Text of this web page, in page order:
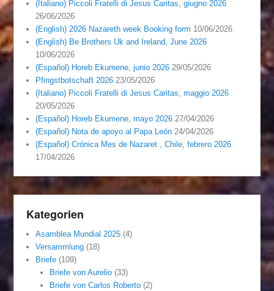
(Italiano) Piccoli Fratelli di Jesus Caritas, giugno 2026
26/06/2026
(English) 2026 Nazareth week Booking form 10/06/2026
(English) Be Brothers Uk and Ireland, June 2026
10/06/2026
(Español) Horeb Ekumene, junio 2026 29/05/2026
Pfingstbotschaft 2026 23/05/2026
(Italiano) Piccoli Fratelli di Jesus Caritas, maggio 2026
20/05/2026
(Español) Horeb Ekumene, mayo 2026 27/04/2026
(Español) Nota de apoyo al Papa León 24/04/2026
(Español) Crónica Mes de Nazaret , Chile, febrero 2026
17/04/2026
Kategorien
Asamblea Mundial 2025 (4)
Versammlung (18)
Briefe (109)
Briefe von Aurelio(33)
Briefe von Carlos Roberto(2)